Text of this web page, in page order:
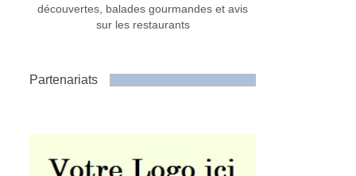
découvertes, balades gourmandes et avis
sur les restaurants
Partenariats